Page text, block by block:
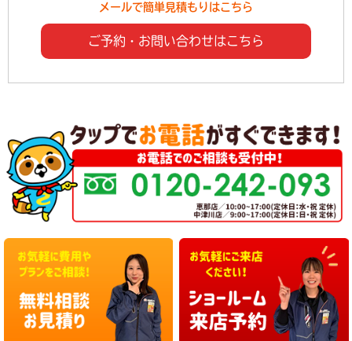
メールで簡単見積もりはこちら
ご予約・お問い合わせはこちら